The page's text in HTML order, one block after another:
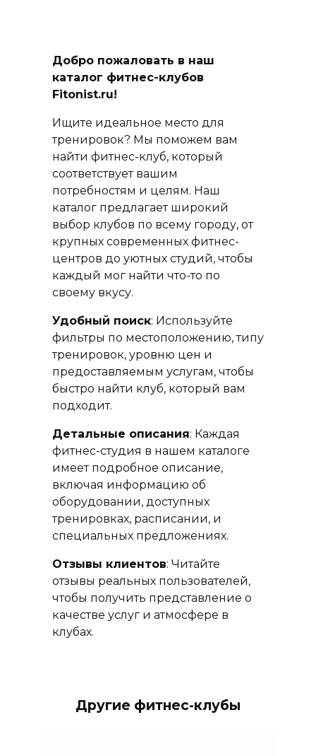
Добро пожаловать в наш
каталог фитнес-клубов
Fitonist.ru!
Ищите идеальное место для
тренировок? Мы поможем вам
найти фитнес-клуб, который
соответствует вашим
потребностям и целям. Наш
каталог предлагает широкий
выбор клубов по всему городу, от
крупных современных фитнес-
центров до уютных студий, чтобы
каждый мог найти что-то по
своему вкусу.
Удобный поиск: Используйте
фильтры по местоположению, типу
тренировок, уровню цен и
предоставляемым услугам, чтобы
быстро найти клуб, который вам
подходит.
Детальные описания: Каждая
фитнес-студия в нашем каталоге
имеет подробное описание,
включая информацию об
оборудовании, доступных
тренировках, расписании, и
специальных предложениях.
Отзывы клиентов: Читайте
отзывы реальных пользователей,
чтобы получить представление о
качестве услуг и атмосфере в
клубах.
Другие фитнес-клубы